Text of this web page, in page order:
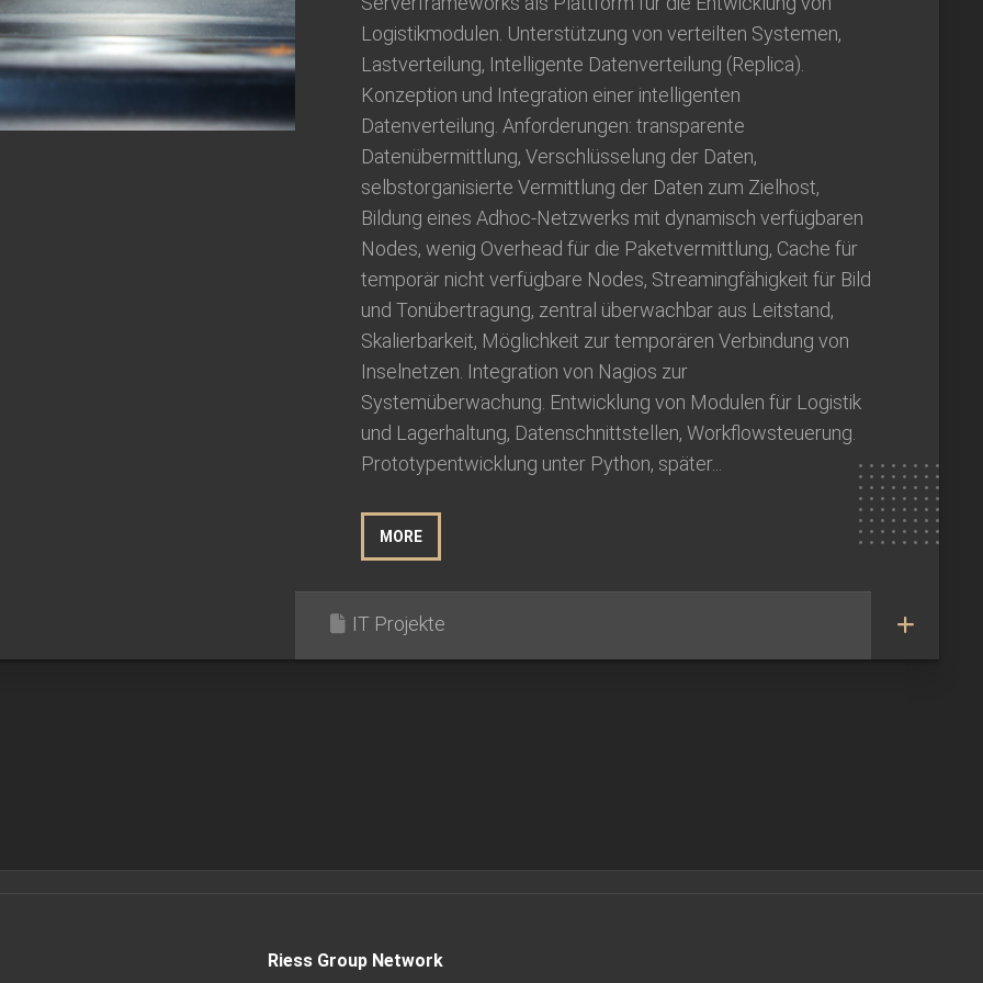
Logistikmodulen. Unterstützung von verteilten Systemen,
Lastverteilung, Intelligente Datenverteilung (Replica).
Konzeption und Integration einer intelligenten
Datenverteilung. Anforderungen: transparente
Datenübermittlung, Verschlüsselung der Daten,
selbstorganisierte Vermittlung der Daten zum Zielhost,
Bildung eines Adhoc-Netzwerks mit dynamisch verfügbaren
Nodes, wenig Overhead für die Paketvermittlung, Cache für
temporär nicht verfügbare Nodes, Streamingfähigkeit für Bild
und Tonübertragung, zentral überwachbar aus Leitstand,
Skalierbarkeit, Möglichkeit zur temporären Verbindung von
Inselnetzen. Integration von Nagios zur
Systemüberwachung. Entwicklung von Modulen für Logistik
und Lagerhaltung, Datenschnittstellen, Workflowsteuerung.
Prototypentwicklung unter Python, später...
MORE
IT Projekte
Riess Group Network